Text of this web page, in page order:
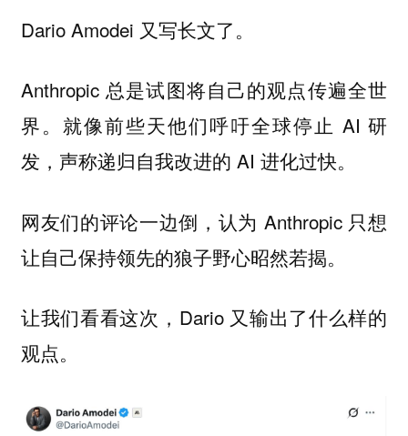
Dario Amodei 又写长文了。
Anthropic 总是试图将自己的观点传遍全世
界。就像前些天他们呼吁全球停止 AI 研
发，声称递归自我改进的 AI 进化过快。
网友们的评论一边倒，认为 Anthropic 只想
让自己保持领先的狼子野心昭然若揭。
让我们看看这次，Dario 又输出了什么样的
观点。